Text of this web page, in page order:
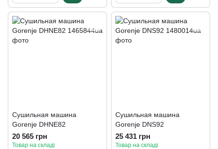
Сушильная машина
Gorenje DHNE82
20 565 грн
Товар на складі
Сушильная машина
Gorenje DNS92
25 431 грн
Товар на складі